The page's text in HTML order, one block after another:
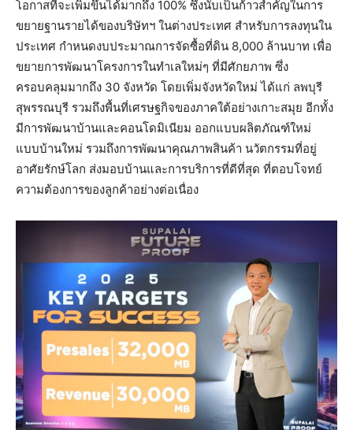
โอกาสที่จะเพิ่มขึ้นได้มากถึง 100% ซึ่งนับเป็นก้าวสำคัญในการ
ขยายฐานรายได้ของบริษัทฯ ในต่างประเทศ สำหรับการลงทุนใน
ประเทศ กำหนดงบประมาณการจัดซื้อที่ดิน 8,000 ล้านบาท เพื่อ
ขยายการพัฒนาโครงการในทำเลใหม่ๆ ที่มีศักยภาพ ซึ่ง
ครอบคลุมมากถึง 30 จังหวัด โดยเพิ่มจังหวัดใหม่ ได้แก่ ลพบุรี
สุพรรณบุรี รวมถึงพื้นที่เศรษฐกิจของภาคใต้อย่างเกาะสมุย อีกทั้ง
มีการพัฒนาบ้านและคอนโดมิเนียม ออกแบบผลิตภัณฑ์ใหม่
แบบบ้านใหม่ รวมถึงการพัฒนาคุณภาพสินค้า นวัตกรรมที่อยู่
อาศัยรักษ์โลก ส่งมอบบ้านและการบริการที่ดีที่สุด ที่ตอบโจทย์
ความต้องการของลูกค้าอย่างต่อเนื่อง